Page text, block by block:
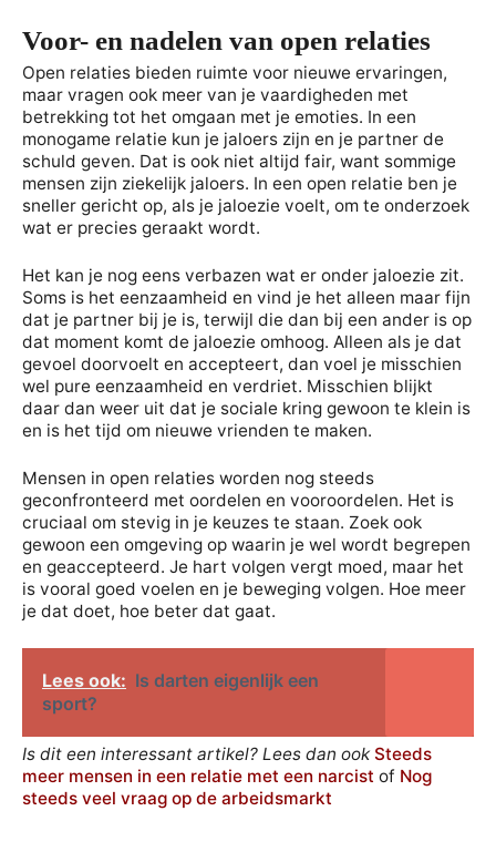
Voor- en nadelen van open relaties
Open relaties bieden ruimte voor nieuwe ervaringen,
maar vragen ook meer van je vaardigheden met
betrekking tot het omgaan met je emoties. In een
monogame relatie kun je jaloers zijn en je partner de
schuld geven. Dat is ook niet altijd fair, want sommige
mensen zijn ziekelijk jaloers. In een open relatie ben je
sneller gericht op, als je jaloezie voelt, om te onderzoek
wat er precies geraakt wordt.
Het kan je nog eens verbazen wat er onder jaloezie zit.
Soms is het eenzaamheid en vind je het alleen maar fijn
dat je partner bij je is, terwijl die dan bij een ander is op
dat moment komt de jaloezie omhoog. Alleen als je dat
gevoel doorvoelt en accepteert, dan voel je misschien
wel pure eenzaamheid en verdriet. Misschien blijkt
daar dan weer uit dat je sociale kring gewoon te klein is
en is het tijd om nieuwe vrienden te maken.
Mensen in open relaties worden nog steeds
geconfronteerd met oordelen en vooroordelen. Het is
cruciaal om stevig in je keuzes te staan. Zoek ook
gewoon een omgeving op waarin je wel wordt begrepen
en geaccepteerd. Je hart volgen vergt moed, maar het
is vooral goed voelen en je beweging volgen. Hoe meer
je dat doet, hoe beter dat gaat.
Lees ook: Is darten eigenlijk een
sport?
Is dit een interessant artikel? Lees dan ook Steeds
meer mensen in een relatie met een narcist of Nog
steeds veel vraag op de arbeidsmarkt